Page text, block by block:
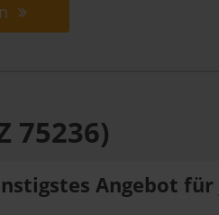
75236)
Angebot für